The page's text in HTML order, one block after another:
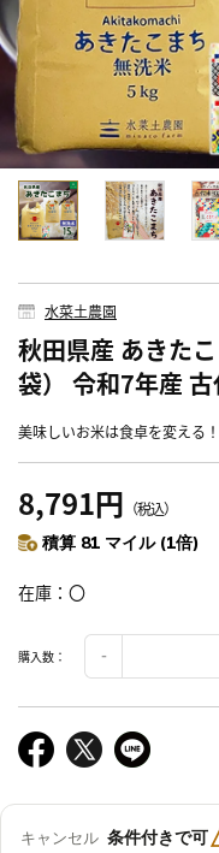
水菜土農園
秋田県産 あきた
袋） 令和7年産
美味しいお米は食卓を変える
8,791円 （税込）
積算 81 マイル (1倍)
在庫 〇
購入数：
キャンセル 条件付きで可